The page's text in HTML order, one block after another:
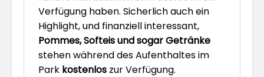
Verfügung haben. Sicherlich auch ein
Highlight, und finanziell interessant,
Pommes, Softeis und sogar Getränke
stehen während des Aufenthaltes im
Park kostenlos zur Verfügung.